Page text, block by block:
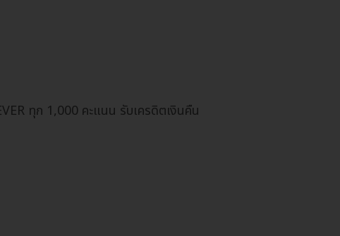
ทุก 1,000 คะแนน รับเครดิตเงินคืน